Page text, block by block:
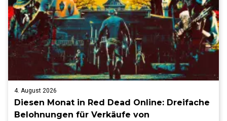
4. August 2026
Diesen Monat in Red Dead Online: Dreifache
Belohnungen für Verkäufe von